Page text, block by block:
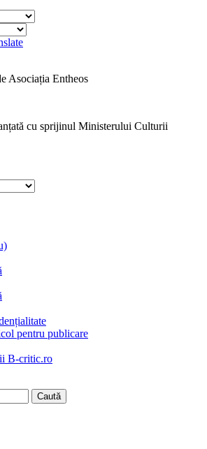
Asociația Entheos
cu sprijinul Ministerului Culturii
pentru publicare
B-critic.ro